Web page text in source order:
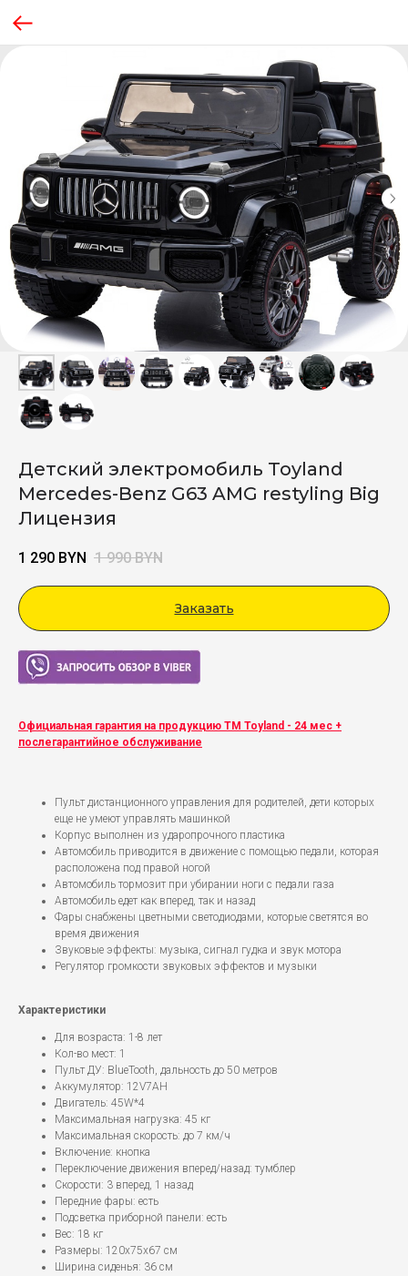
Детский электромобиль Toyland
Mercedes-Benz G63 AMG restyling Big
Лицензия
1 290 BYN 1 990 BYN
Заказать
Viber
Официальная гарантия на продукцию ТМ Toyland - 24 мес +
послегарантийное обслуживание
Пульт дистанционного управления для родителей, дети которых
еще не умеют управлять машинкой
Корпус выполнен из ударопрочного пластика
Автомобиль приводится в движение с помощью педали, которая
расположена под правой ногой
Автомобиль тормозит при убирании ноги с педали газа
Автомобиль едет как вперед, так и назад
Фары снабжены цветными светодиодами, которые светятся во
время движения
Звуковые эффекты: музыка, сигнал гудка и звук мотора
Регулятор громкости звуковых эффектов и музыки
Характеристики
Для возраста: 1-8 лет
Кол-во мест: 1
Пульт ДУ: BlueTooth, дальность до 50 метров
Аккумулятор: 12V7AH
Двигатель: 45W*4
Максимальная нагрузка: 45 кг
Максимальная скорость: до 7 км/ч
Включение: кнопка
Переключение движения вперед/назад: тумблер
Скорости: 3 вперед, 1 назад
Передние фары: есть
Подсветка приборной панели: есть
Вес: 18 кг
Размеры: 120x75x67 см
Ширина сиденья: 36 см